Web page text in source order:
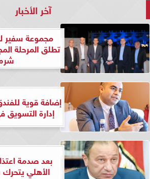
آخر الأخبار
مجموعة سفير
تطلق المرحلة
إضافة قوية
إدارة التسويق
بعد صدمة
الأهلي يتحرك